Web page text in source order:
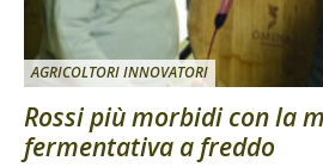
AGRICOLTORI INNOVATORI
Rossi più morbidi con la
fermentativa a freddo